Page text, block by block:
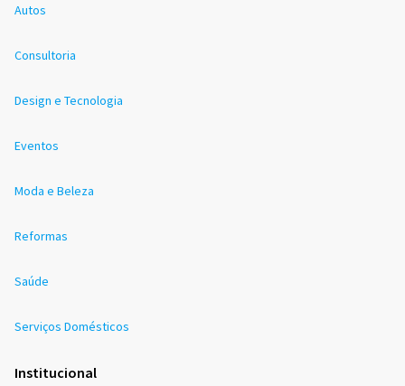
Autos
Consultoria
Design e Tecnologia
Eventos
Moda e Beleza
Reformas
Saúde
Serviços Domésticos
Institucional